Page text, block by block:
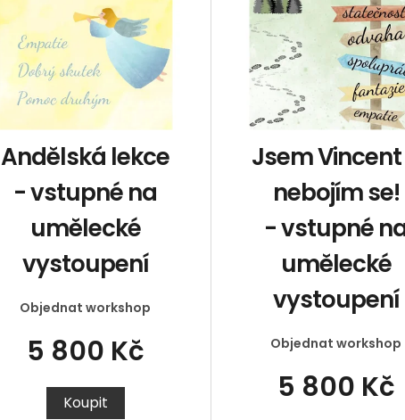
Andělská lekce
- vstupné na
umělecké
vystoupení
Objednat workshop
5 800 Kč
Koupit
Jsem
nebojím se!
- vstupné
umělecké
vystoupení
Objednat workshop
5 800 Kč